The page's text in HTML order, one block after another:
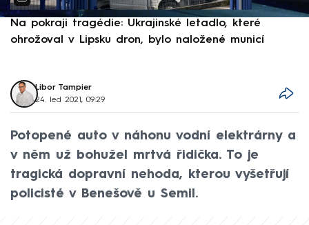
Na pokraji tragédie: Ukrajinské letadlo, které
ohrožoval v Lipsku dron, bylo naložené municí
Libor Tampier
24. led 2021, 09:29
Potopené auto v náhonu vodní elektrárny a
v něm už bohužel mrtvá řidička. To je
tragická dopravní nehoda, kterou vyšetřují
policisté v Benešově u Semil.